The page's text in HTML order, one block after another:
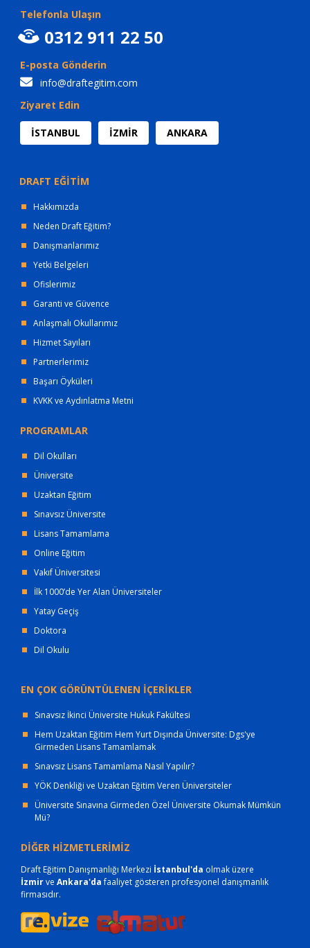
Telefonla Ulaşın
0312 911 22 50
E-posta Gönderin
info@draftegitim.com
Ziyaret Edin
İSTANBUL İZMİR ANKARA
DRAFT EĞİTİM
Hakkımızda
Neden Draft Eğitim?
Danışmanlarımız
Yetki Belgeleri
Ofislerimiz
Garanti ve Güvence
Anlaşmalı Okullarımız
Hizmet Sayıları
Partnerlerimiz
Başarı Öyküleri
KVKK ve Aydınlatma Metni
PROGRAMLAR
Dil Okulları
Üniversite
Uzaktan Eğitim
Sınavsız Üniversite
Lisans Tamamlama
Online Eğitim
Vakıf Üniversitesi
İlk 1000’de Yer Alan Üniversiteler
Yatay Geçiş
Doktora
Dil Okulu
EN ÇOK GÖRÜNTÜLENEN İÇERİKLER
Sınavsız İkinci Üniversite Hukuk Fakültesi
Hem Uzaktan Eğitim Hem Yurt Dışında Üniversite: Dgs'ye
Girmeden Lisans Tamamlamak
Sınavsız Lisans Tamamlama Nasıl Yapılır?
YÖK Denkliği ve Uzaktan Eğitim Veren Üniversiteler
Üniversite Sınavına Girmeden Özel Üniversite Okumak Mümkün
Mü?
DİĞER HİZMETLERİMİZ
Draft Eğitim Danışmanlığı Merkezi İstanbul'da olmak üzere
İzmirve Ankara'dafaaliyet gösteren profesyonel danışmanlık
firmasıdır.